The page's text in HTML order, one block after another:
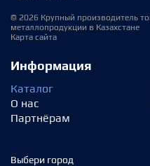
© 2026 Крупный производитель
металлопродукции в Казахстане
Карта сайта
Информация
Каталог
О нас
Партнёрам
Выбери город